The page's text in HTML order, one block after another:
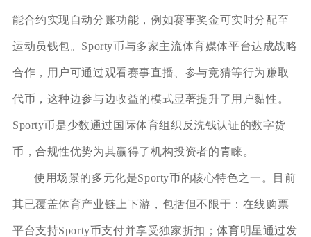
能合约实现自动分账功能，例如赛事奖金可实时分配至
运动员钱包。Sporty币与多家主流体育媒体平台达成战略
合作，用户可通过观看赛事直播、参与竞猜等行为赚取
代币，这种边参与边收益的模式显著提升了用户黏性。
Sporty币是少数通过国际体育组织反洗钱认证的数字货
币，合规性优势为其赢得了机构投资者的青睐。
使用场景的多元化是Sporty币的核心特色之一。目前
其已覆盖体育产业链上下游，包括但不限于：在线购票
平台支持Sporty币支付并享受独家折扣；体育明星通过发